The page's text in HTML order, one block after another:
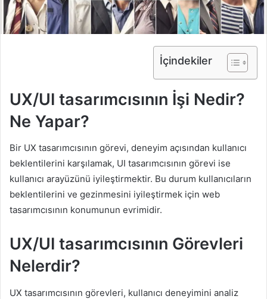
İçindekiler
UX/UI tasarımcısının İşi Nedir?
Ne Yapar?
Bir UX tasarımcısının görevi, deneyim açısından kullanıcı
beklentilerini karşılamak, UI tasarımcısının görevi ise
kullanıcı arayüzünü iyileştirmektir. Bu durum kullanıcıların
beklentilerini ve gezinmesini iyileştirmek için web
tasarımcısının konumunun evrimidir.
UX/UI tasarımcısının Görevleri
Nelerdir?
UX tasarımcısının görevleri, kullanıcı deneyimini analiz